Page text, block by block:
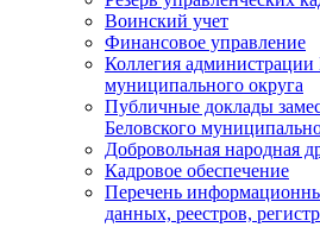
Воинский учет
Финансовое управление
Коллегия администрации
муниципального округа
Публичные доклады
Беловского
Добровольная народная
Кадровое обеспечение
Перечень
данных, реестров,